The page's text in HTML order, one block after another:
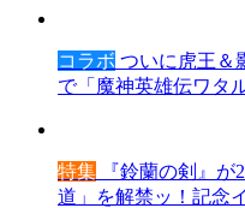
コラボ ついに虎王＆
で「魔神英雄伝ワタ
特集 『鈴蘭の剣』が
道」を解禁ッ！記念